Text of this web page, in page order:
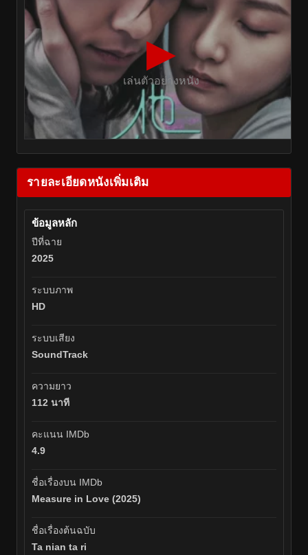
▶
เล่นตัวอย่างหนัง
รายละเอียดหนังเพิ่มเติม
ข้อมูลหลัก
ปีที่ฉาย
2025
ระบบภาพ
HD
ระบบเสียง
SoundTrack
ความยาว
112 นาที
คะแนน IMDb
4.9
ชื่อเรื่องบน IMDb
Measure in Love (2025)
ชื่อเรื่องต้นฉบับ
Ta nian ta ri